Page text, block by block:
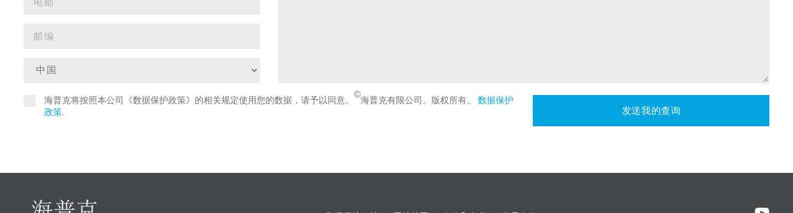
海普克将按照本公司《数据保护政策》的相关规定使用您的数据，请予以同意。
©
海普克有限公司。版权所有。 数据保护
政策. 发送我的查询